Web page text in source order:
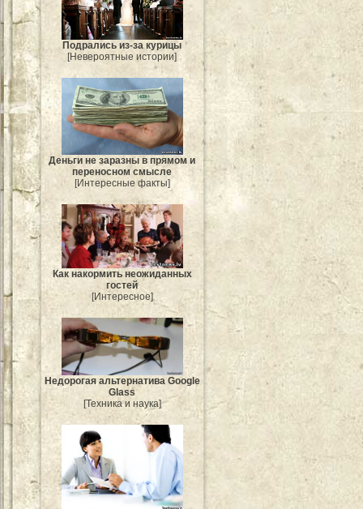
Подрались из-за курицы
[Невероятные истории]
Деньги не заразны в прямом и
переносном смысле
[Интересные факты]
Как накормить неожиданных
гостей
[Интересное]
Недорогая альтернатива Google
Glass
[Техника и наука]